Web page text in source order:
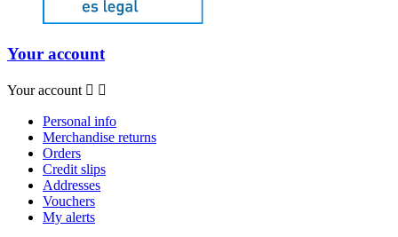
Your account
Your account  
Personal info
Merchandise returns
Orders
Credit slips
Addresses
Vouchers
My alerts